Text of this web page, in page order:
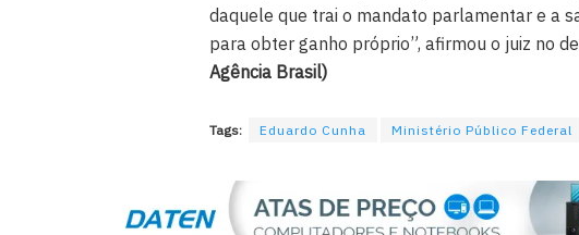
daquele que trai o mandato parlamentar e a
para obter ganho próprio”, afirmou o juiz no
Agência Brasil)
Tags: Eduardo Cunha Ministério Público Federal